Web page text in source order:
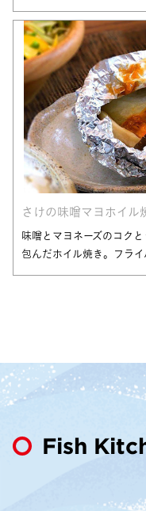
さけの味噌マヨホイル
味噌とマヨネーズのコク
包んだホイル焼き。フラ
Fish